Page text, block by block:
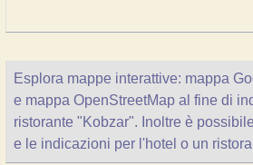
Esplora mappe interattive: mappa
e mappa OpenStreetMap al fine di
ristorante "Kobzar". Inoltre è
e le indicazioni per l'hotel o un